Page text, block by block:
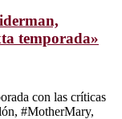
temporada»
con las críticas
#MotherMary,